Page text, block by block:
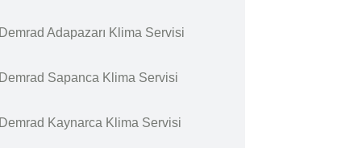
Demrad Adapazarı Klima Servisi
Demrad Sapanca Klima Servisi
Demrad Kaynarca Klima Servisi